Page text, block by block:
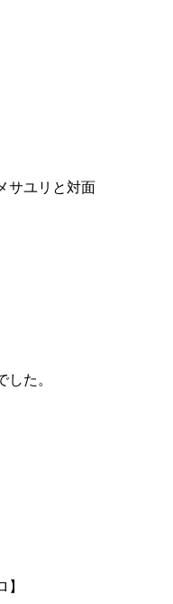
サユリと対面
た。